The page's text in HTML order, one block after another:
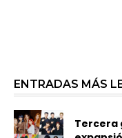
ENTRADAS MÁS
Tercera